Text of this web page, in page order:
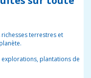
terrestres et
plantations de